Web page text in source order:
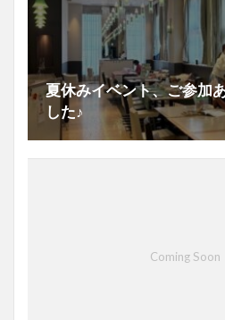
夏休みイベント、ご参加
した♪
Coming Soon